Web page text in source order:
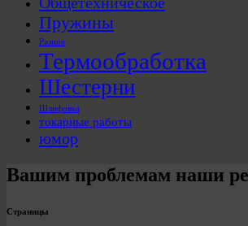
Пружины
Разное
Термообработка
Шестерни
Шлифовка
токарные работы
юмор
Вашим проблемам наши
Страницы